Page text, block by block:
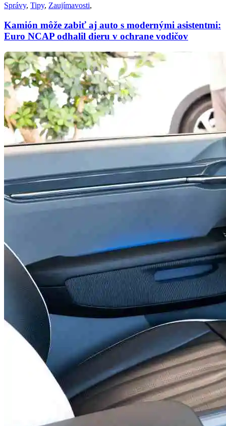
Správy, Tipy, Zaujímavosti,
Kamión môže zabiť aj auto s modernými asistentmi:
Euro NCAP odhalil dieru v ochrane vodičov